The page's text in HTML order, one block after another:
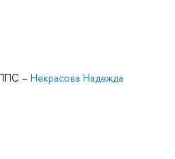
– Некрасова Надежда